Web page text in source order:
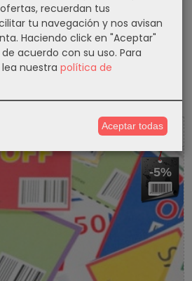
está vacío
-5%
recuerdan tus
tu navegación y nos avisan
Haciendo click en "Aceptar"
acuerdo con su uso. Para
nuestra política de
Aceptar todas